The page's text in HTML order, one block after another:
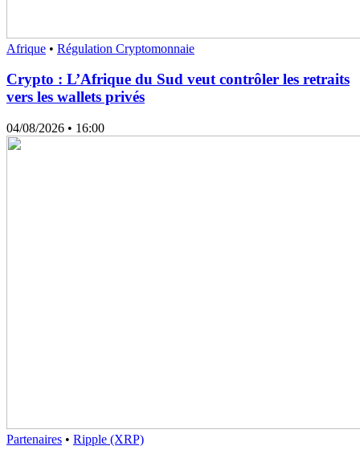
Afrique • Régulation Cryptomonnaie
Crypto : L’Afrique du Sud veut contrôler les retraits
vers les wallets privés
04/08/2026 • 16:00
Partenaires • Ripple (XRP)